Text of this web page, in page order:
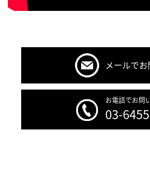
メールで
お電話でお問
03-